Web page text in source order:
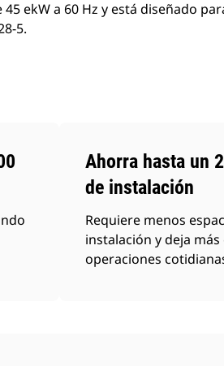
ekW a 60 Hz y está diseñado
5.
Ahorra hasta un
de instalación
Requiere menos
instalación y deja
operaciones